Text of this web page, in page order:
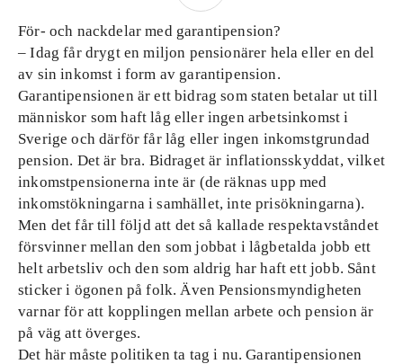
tankesmedjan SNS och Regeringskansliet.
Bor: I Sköndal i södra Stockholm.
Familj: Fru, två barn, 7 och 9 år.
Intressen: Fritidspolitiker och scoutledare.
För- och nackdelar med garantipension?
– Idag får drygt en miljon pensionärer hela eller en del
av sin inkomst i form av garantipension.
Garantipensionen är ett bidrag som staten betalar ut till
människor som haft låg eller ingen arbetsinkomst i
Sverige och därför får låg eller ingen inkomstgrundad
pension. Det är bra. Bidraget är inflationsskyddat, vilket
inkomstpensionerna inte är (de räknas upp med
inkomstökningarna i samhället, inte prisökningarna).
Men det får till följd att det så kallade respektavståndet
försvinner mellan den som jobbat i lågbetalda jobb ett
helt arbetsliv och den som aldrig har haft ett jobb. Sånt
sticker i ögonen på folk. Även Pensionsmyndigheten
varnar för att kopplingen mellan arbete och pension är
på väg att överges.
Det här måste politiken ta tag i nu. Garantipensionen